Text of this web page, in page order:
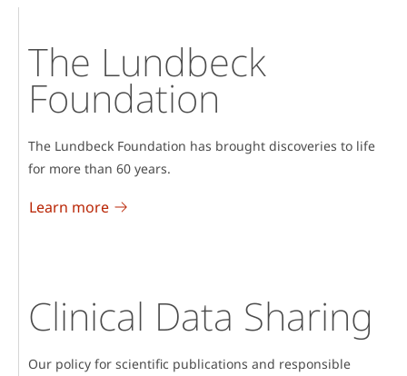
The Lundbeck
Foundation
The Lundbeck Foundation has brought discoveries to life
for more than 60 years.
Learn more
Clinical Data Sharing
Our policy for scientific publications and responsible